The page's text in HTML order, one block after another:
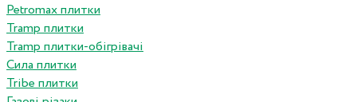
Petromax плитки
Tramp плитки
Tramp плитки-обігрівачі
Сила плитки
Tribe плитки